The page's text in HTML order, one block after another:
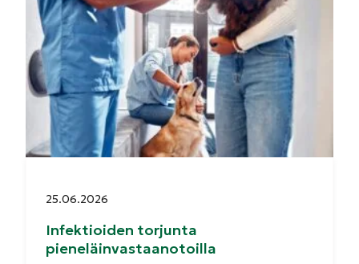
Infektioiden torjunta
pieneläinvastaanotoilla
Julkaistu:
25.06.2026